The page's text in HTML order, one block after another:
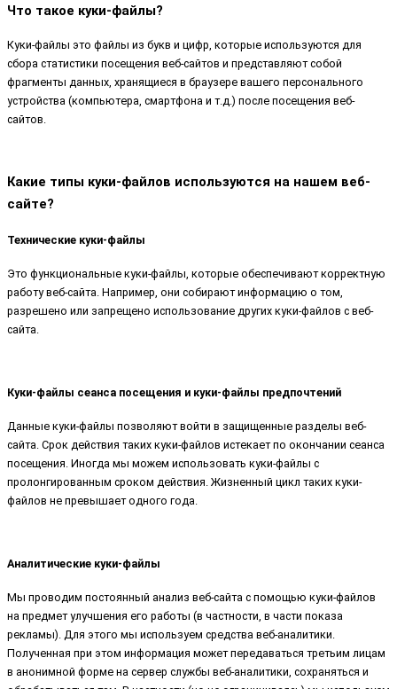
Что такое куки-файлы?
Куки-файлы это файлы из букв и цифр, которые используются для
сбора статистики посещения веб-сайтов и представляют собой
фрагменты данных, хранящиеся в браузере вашего персонального
устройства (компьютера, смартфона и т.д.) после посещения веб-
сайтов.
Какие типы куки-файлов используются на нашем веб-
сайте?
Технические куки-файлы
Это функциональные куки-файлы, которые обеспечивают корректную
работу веб-сайта. Например, они собирают информацию о том,
разрешено или запрещено использование других куки-файлов с веб-
сайта.
Куки-файлы сеанса посещения и куки-файлы предпочтений
Данные куки-файлы позволяют войти в защищенные разделы веб-
сайта. Срок действия таких куки-файлов истекает по окончании сеанса
посещения. Иногда мы можем использовать куки-файлы с
пролонгированным сроком действия. Жизненный цикл таких куки-
файлов не превышает одного года.
Аналитические куки-файлы
Мы проводим постоянный анализ веб-сайта с помощью куки-файлов
на предмет улучшения его работы (в частности, в части показа
рекламы). Для этого мы используем средства веб-аналитики.
Полученная при этом информация может передаваться третьим лицам
в анонимной форме на сервер службы веб-аналитики, сохраняться и